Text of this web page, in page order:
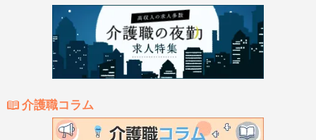
介護職コラム